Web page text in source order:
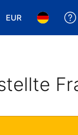
EUR
Wählen Sie Ihre
Wählen